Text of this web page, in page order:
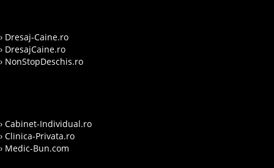
› Dresaj-Caine.ro
› DresajCaine.ro
› NonStopDeschis.ro
› Cabinet-Individual.ro
› Clinica-Privata.ro
› Medic-Bun.com